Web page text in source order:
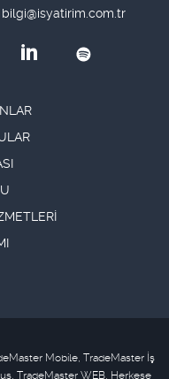
Bankacılık
Çimento
Endüstriyel Tekstil
bilgi@isyatirim.com.tr
Mobile, TradeMaster İş
TradeMaster WEB, Herkese